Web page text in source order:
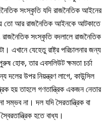
সংস্কৃতি যদি রাজনৈতিক আইনের
তো আর রাজনৈতিক আইনকে আটকাতে
সংস্কৃতি বদলালে রাজনৈতিক
এখানে যেহেতু রাষ্ট্র পরিচালনার জন্য
হোক, তার এবসলিউট ক্ষমতা চর্চা
দলের উপর নিয়ন্ত্রণ লাগে, কাউন্সিল
হয় তাহলে গণতান্ত্রিক একজন নেতার
সম্ভব না। দল যদি সৈরতান্ত্রিক বা
হতে বাধ্য।